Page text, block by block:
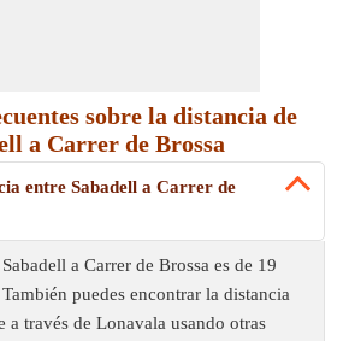
sobre la distancia de
a Carrer de Brossa
entre Sabadell a Carrer de
a Carrer de Brossa es de 19
puedes encontrar la distancia
a través de Lonavala usando otras